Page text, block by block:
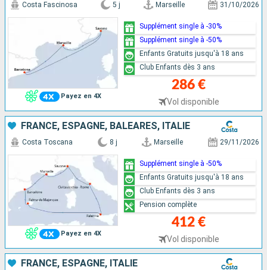
Payez en 4X
Costa Fascinosa 5 j Marseille 31/10/2026
286 €
Vol disponible
Supplément single à -30%
Supplément single à -50%
Enfants Gratuits jusqu'à 18 ans
Club Enfants dès 3 ans
FRANCE, ESPAGNE, BALÉARES, ITALIE
Payez en 4X
Costa Toscana 8 j Marseille 29/11/2026
412 €
Vol disponible
Supplément single à -50%
Enfants Gratuits jusqu'à 18 ans
Club Enfants dès 3 ans
Pension complète
FRANCE, ESPAGNE, ITALIE